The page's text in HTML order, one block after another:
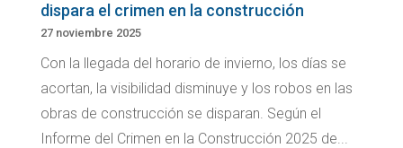
dispara el crimen en la construcción
27 noviembre 2025
Con la llegada del horario de invierno, los días se
acortan, la visibilidad disminuye y los robos en las
obras de construcción se disparan. Según el
Informe del Crimen en la Construcción 2025 de...